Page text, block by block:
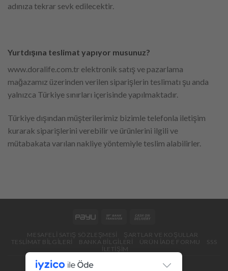
adınıza tekrar sevk edilecektir.
Yurtdışına teslimat yapıyor musunuz?
www.doralife.com.tr elektronik satış ve pazarlama
mağazamız üzerinden verilen siparişlerin teslimatı şu anda
yalnızca Türkiye sınırları içerisinde yapılmaktadır.
Türkiye dışından müşterilerimiz bizimle telefonla iletişim
kurarak siparişlerini verebilir ve ürünlerini ilgili ve
mütabakata varılan nakliye yöntemiyle teslim alabilirler.
MESAFELI SATIŞ SÖZLEŞMESI
ŞARTLAR VE KOŞULLAR
TESLIMAT BILGILERI
BANKA BILGILERI ÜRÜN İADE FORMU
SSS
İLETIŞIM
Copyright 2026 © OmsaDesign